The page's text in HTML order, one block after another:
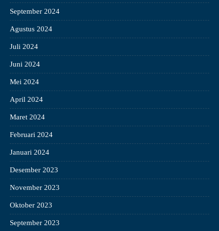
September 2024
Agustus 2024
Juli 2024
Juni 2024
Mei 2024
April 2024
Maret 2024
Februari 2024
Januari 2024
Desember 2023
November 2023
Oktober 2023
September 2023